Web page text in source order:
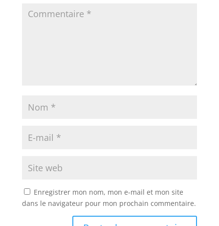
Enregistrer mon nom, mon e-mail et mon site
dans le navigateur pour mon prochain commentaire.